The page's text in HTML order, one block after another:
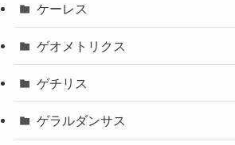
ケーレス
ゲオメトリクス
ゲチリス
ゲラルダンサス